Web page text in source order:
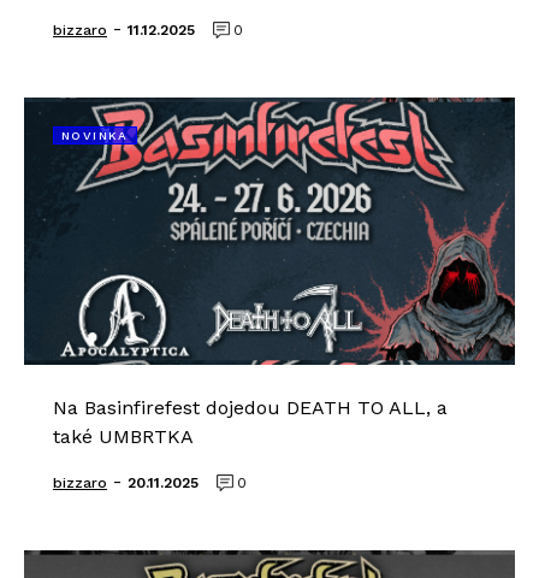
bizzaro - 11.12.2025 0
NOVINKA
Na Basinfirefest dojedou DEATH TO ALL, a
také UMBRTKA
bizzaro - 20.11.2025 0